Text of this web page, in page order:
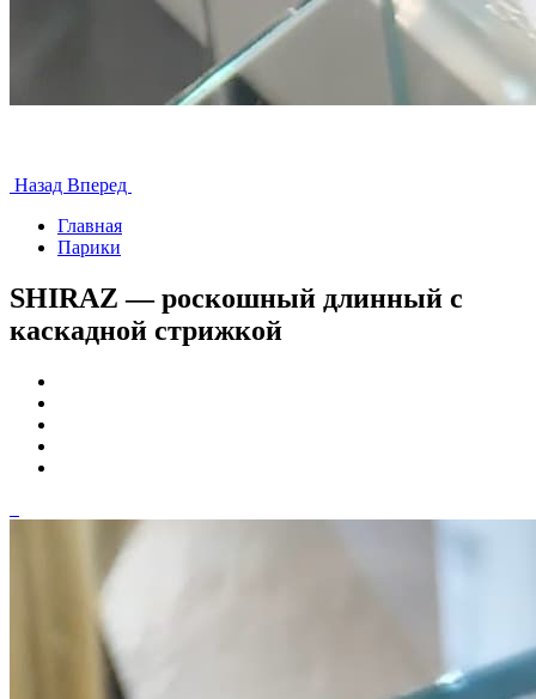
Назад Вперед
Главная
Парики
SHIRAZ — роскошный длинный с
каскадной стрижкой